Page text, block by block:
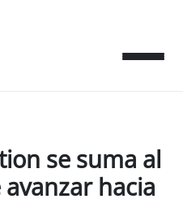
se suma al
hacia